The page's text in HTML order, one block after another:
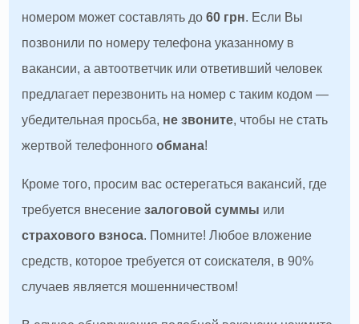
номером может составлять до60 грн. Если Вы
позвонили по номеру телефона указанному в
вакансии, а автоответчик или ответивший человек
предлагает перезвонить на номер с таким кодом —
убедительная просьба, не звоните, чтобы не стать
жертвой телефонногообмана!
Кроме того, просим вас остерегаться вакансий, где
требуется внесениезалоговой суммы или
страхового взноса. Помните! Любое вложение
средств, которое требуется от соискателя, в 90%
случаев является мошенничеством!